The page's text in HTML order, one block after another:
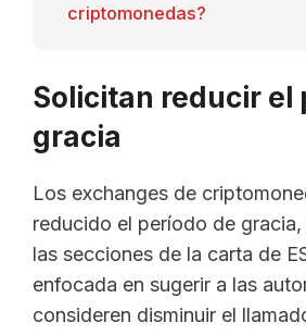
criptomonedas?
Solicitan reducir el
gracia
Los exchanges de
reducido el período de
las secciones de la carta de
enfocada en sugerir a las
consideren disminuir el